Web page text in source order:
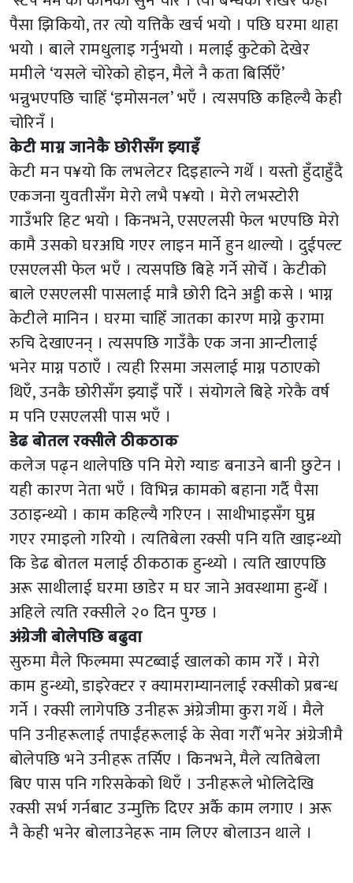
पैसा झिकियो, तर त्यो यत्तिकै खर्च भयो । पछि घरमा थाहा
भयो । बाले रामधुलाइ गर्नुभयो । मलाई कुटेको देखेर
ममीले ‘यसले चोरेको होइन, मैले नै कता बिर्सिएँ’
भन्नुभएपछि चाहिँ ‘इमोसनल’ भएँ । त्यसपछि कहिल्यै केही
चोरिनँ ।
केटी माग्न जानेकै छोरीसँग झ्याइँ
केटी मन प¥यो कि लभलेटर दिइहाल्ने गर्थें । यस्तो हुँदाहुँदै
एकजना युवतीसँग मेरो लभै प¥यो । मेरो लभस्टोरी
गाउँभरि हिट भयो । किनभने, एसएलसी फेल भएपछि मेरो
कामै उसको घरअघि गएर लाइन मार्ने हुन थाल्यो । दुईपल्ट
एसएलसी फेल भएँ । त्यसपछि बिहे गर्ने सोचेँ । केटीको
बाले एसएलसी पासलाई मात्रै छोरी दिने अड्डी कसे । भाग्न
केटीले मानिन । घरमा चाहिँ जातका कारण माग्ने कुरामा
रुचि देखाएनन् । त्यसपछि गाउँकै एक जना आन्टीलाई
भनेर माग्न पठाएँ । त्यही रिसमा जसलाई माग्न पठाएको
थिएँ, उनकै छोरीसँग झ्याइँ पारेँ । संयोगले बिहे गरेकै वर्ष
म पनि एसएलसी पास भएँ ।
डेढ बोतल रक्सीले ठीकठाक
कलेज पढ्न थालेपछि पनि मेरो ग्याङ बनाउने बानी छुटेन ।
यही कारण नेता भएँ । विभिन्न कामको बहाना गर्दै पैसा
उठाइन्थ्यो । काम कहिल्यै गरिएन । साथीभाइसँग घुम्न
गएर रमाइलो गरियो । त्यतिबेला रक्सी पनि यति खाइन्थ्यो
कि डेढ बोतल मलाई ठीकठाक हुन्थ्यो । त्यति खाएपछि
अरू साथीलाई घरमा छाडेर म घर जाने अवस्थामा हुन्थेँ ।
अहिले त्यति रक्सीले २० दिन पुग्छ ।
अंग्रेजी बोलेपछि बढुवा
सुरुमा मैले फिल्ममा स्पटब्वाई खालको काम गरेँ । मेरो
काम हुन्थ्यो, डाइरेक्टर र क्यामराम्यानलाई रक्सीको प्रबन्ध
गर्ने । रक्सी लागेपछि उनीहरू अंग्रेजीमा कुरा गर्थे । मैले
पनि उनीहरूलाई तपाईंहरूलाई के सेवा गरौँ भनेर अंग्रेजीमै
बोलेपछि भने उनीहरू तर्सिए । किनभने, मैले त्यतिबेला
बिए पास पनि गरिसकेको थिएँ । उनीहरूले भोलिदेखि
रक्सी सर्भ गर्नबाट उन्मुक्ति दिएर अर्कै काम लगाए । अरू
नै केही भनेर बोलाउनेहरू नाम लिएर बोलाउन थाले ।